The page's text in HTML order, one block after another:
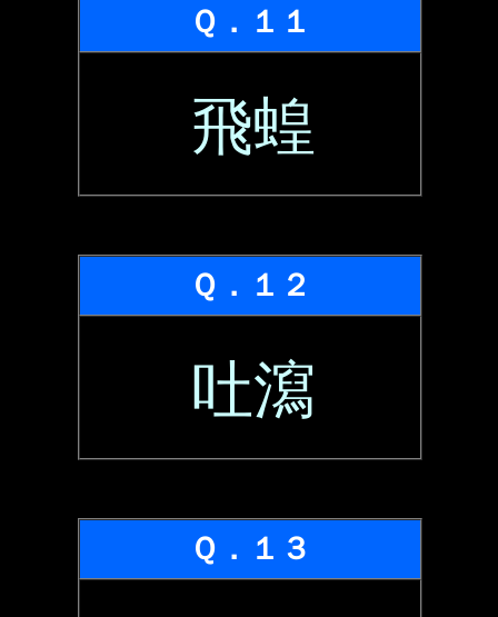
Ｑ．１１
飛蝗
Ｑ．１２
吐瀉
Ｑ．１３